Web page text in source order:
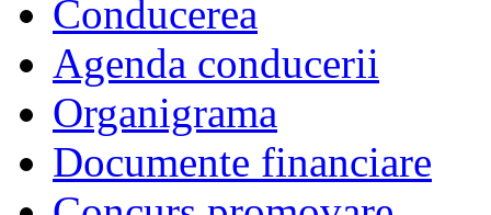
Conducerea
Agenda conducerii
Organigrama
Documente financiare